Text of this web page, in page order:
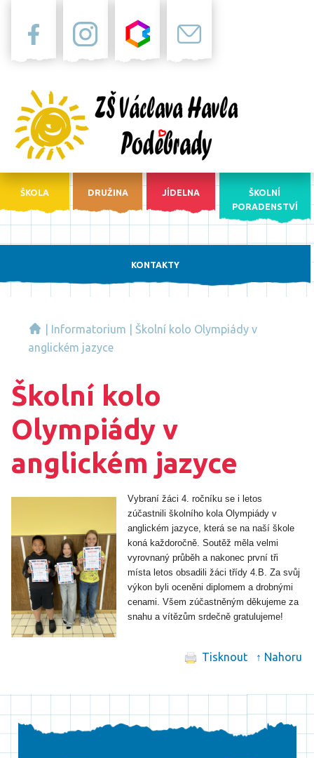
ŠKOLA DRUŽINA JÍDELNA
ŠKOLNÍ
PORADENSTVÍ
KONTAKTY
Informatorium
Školní kolo Olympiády v
anglickém jazyce
Školní kolo
Olympiády v
anglickém jazyce
Vybraní žáci 4. ročníku se i letos
zúčastnili školního kola Olympiády v
anglickém jazyce, která se na naší škole
koná každoročně. Soutěž měla velmi
vyrovnaný průběh a nakonec první tři
místa letos obsadili žáci třídy 4.B. Za svůj
výkon byli oceněni diplomem a drobnými
cenami. Všem zúčastněným děkujeme za
snahu a vítězům srdečně gratulujeme!
Tisknout ↑ Nahoru